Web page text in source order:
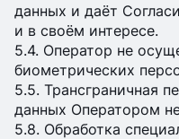
данных и даёт
и в своём интересе.
5.4. Оператор не
биометрических
5.5. Трансграничная
данных Оператором
5.8. Обработка